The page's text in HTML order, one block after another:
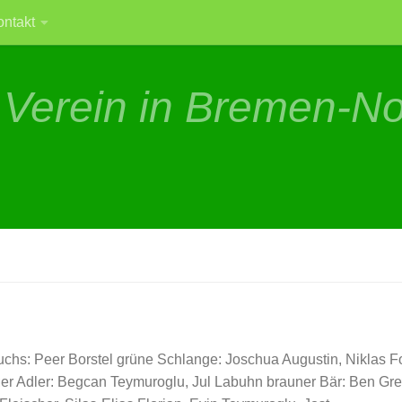
in Bremen-
Peer Borstel grüne Schlange: Joschua Augustin, Niklas
Adler: Begcan Teymuroglu, Jul Labuhn brauner Bär: Ben